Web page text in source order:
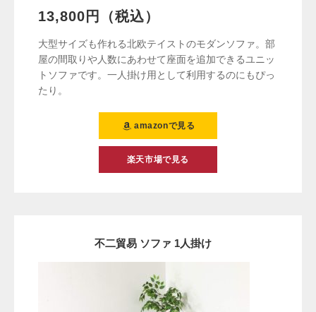
13,800円（税込）
大型サイズも作れる北欧テイストのモダンソファ。部
屋の間取りや人数にあわせて座面を追加できるユニッ
トソファです。一人掛け用として利用するのにもぴっ
たり。
amazonで見る
楽天市場で見る
不二貿易 ソファ 1人掛け